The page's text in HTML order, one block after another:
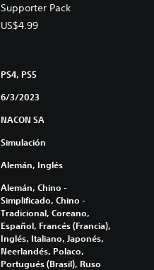
Supporter Pack
US$4.99
PS4, PS5
6/3/2023
NACON SA
Simulación
Alemán, Inglés
Alemán, Chino -
Simplificado, Chino -
Tradicional, Coreano,
Español, Francés (Francia),
Inglés, Italiano, Japonés,
Neerlandés, Polaco,
Portugués (Brasil), Ruso